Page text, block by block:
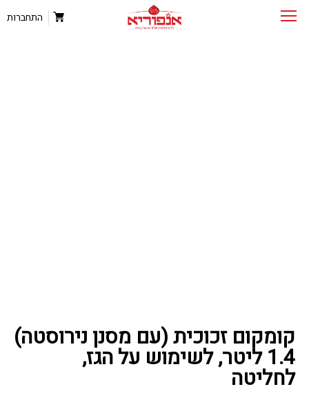
התחברות
קומקום זכוכית (עם מסנן נירוסטה)
1.4 ליטר, לשימוש על הגז,
לחליטה